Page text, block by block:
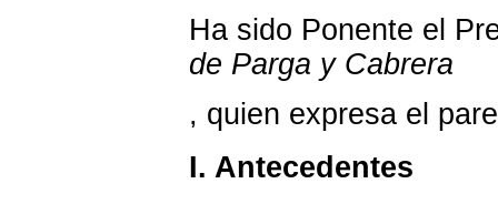
Ha sido Ponente el
de Parga y Cabrera
, quien expresa el
I. Antecedentes